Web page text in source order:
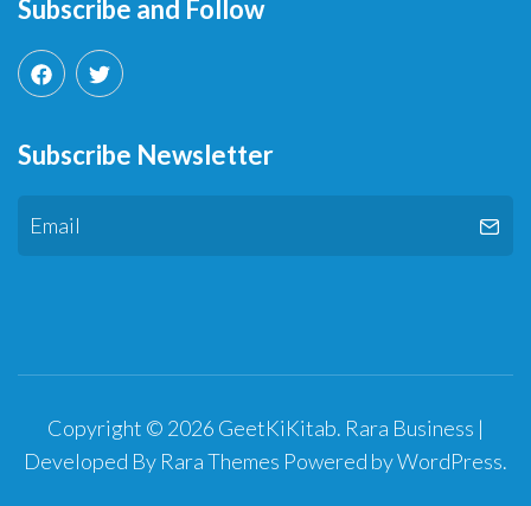
Subscribe and Follow
Subscribe Newsletter
Copyright © 2026 GeetKiKitab. Rara Business |
Developed By Rara Themes Powered byWordPress.